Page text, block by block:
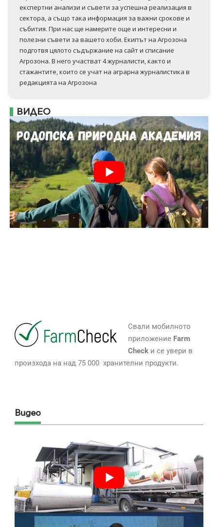
експертни анализи и съвети за успешна реализация в
сектора, а също така информация за важни срокове и
събития. При нас ще намерите още и интересни и
полезни съвети за вашето хоби. Екипът на Агрозона
подготвя цялото съдържание на сайт и списание
Агрозона. В него участват 4 журналисти, както и
стажантите, които се учат на аграрна журналистика в
редакцията на Агрозона
ВИДЕО
Свали мобилното
приложение Farm
Checkи се увери в
произхода на над 75 000 хранителни продукти.
Видео